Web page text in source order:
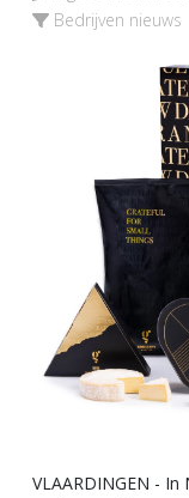
Bedrijven nieuws
VLAARDINGEN -